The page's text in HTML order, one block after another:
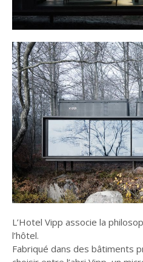
L’Hotel Vipp associe la
l’hôtel.
Fabriqué dans des bâtiments